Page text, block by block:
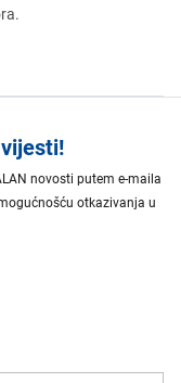
novosti putem e-maila
otkazivanja u